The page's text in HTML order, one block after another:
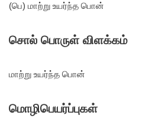
(பெ) மாற்று உயர்ந்த பொன்
சொல் பொருள் விளக்கம்
மாற்று உயர்ந்த பொன்
மொழிபெயர்ப்புகள்